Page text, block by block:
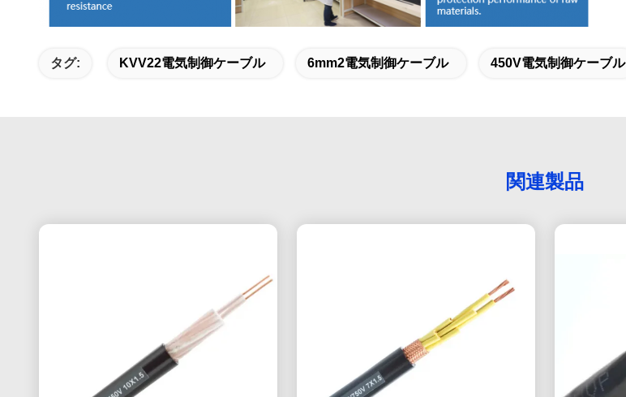
タグ: KVV22電気制御ケーブル 6mm2電気制御ケーブル 450V電気制御ケーブル
関連製品